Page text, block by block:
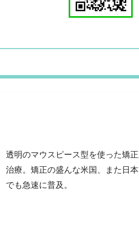
透明のマウスピース型を使った矯正
治療。矯正の盛んな米国、また日本
でも急速に普及。